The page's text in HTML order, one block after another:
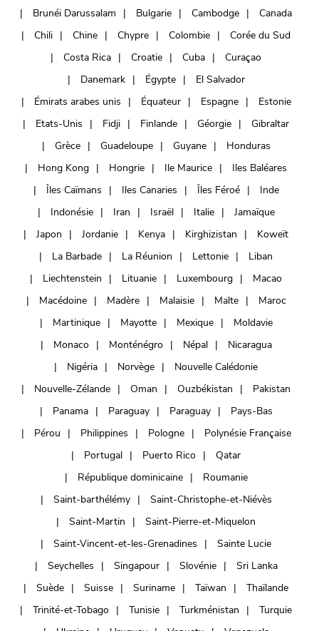
Brunéi Darussalam
Bulgarie Cambodge
Canada
Chili
Chine Chypre Colombie
Corée du Sud
Costa Rica
Croatie Cuba
Curaçao
Danemark
Égypte
El Salvador
Émirats arabes unis
Équateur Espagne
Estonie
Etats-Unis
Fidji Finlande Géorgie
Gibraltar
Grèce
Guadeloupe Guyane
Honduras
Hong Kong
Hongrie Ile Maurice
Iles Baléares
Îles Caïmans
Iles Canaries Îles Féroé
Inde
Indonésie
Iran Israël Italie
Jamaïque
Japon
Jordanie Kenya Kirghizistan
Koweït
La Barbade
La Réunion Lettonie
Liban
Liechtenstein
Lituanie Luxembourg
Macao
Macédoine
Madère Malaisie Malte
Maroc
Martinique
Mayotte Mexique
Moldavie
Monaco
Monténégro Népal
Nicaragua
Nigéria
Norvège
Nouvelle Calédonie
Nouvelle-Zélande
Oman Ouzbékistan
Pakistan
Panama
Paraguay Paraguay
Pays-Bas
Pérou
Philippines Pologne
Polynésie Française
Portugal
Puerto Rico
Qatar
République dominicaine
Roumanie
Saint-barthélémy
Saint-Christophe-et-Niévès
Saint-Martin
Saint-Pierre-et-Miquelon
Saint-Vincent-et-les-Grenadines
Sainte Lucie
Seychelles
Singapour Slovénie
Sri Lanka
Suède
Suisse Suriname Taïwan
Thaïlande
Trinité-et-Tobago
Tunisie Turkménistan
Turquie